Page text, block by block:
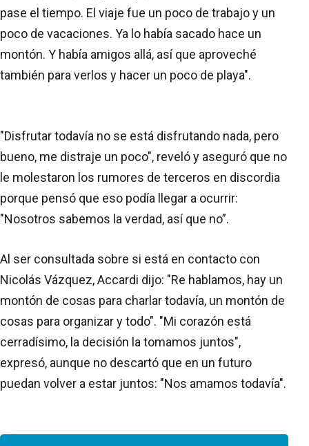
pase el tiempo. El viaje fue un poco de trabajo y un
poco de vacaciones. Ya lo había sacado hace un
montón. Y había amigos allá, así que aproveché
también para verlos y hacer un poco de playa".
"Disfrutar todavía no se está disfrutando nada, pero
bueno, me distraje un poco", reveló y aseguró que no
le molestaron los rumores de terceros en discordia
porque pensó que eso podía llegar a ocurrir:
"Nosotros sabemos la verdad, así que no”.
Al ser consultada sobre si está en contacto con
Nicolás Vázquez, Accardi dijo: "Re hablamos, hay un
montón de cosas para charlar todavía, un montón de
cosas para organizar y todo". "Mi corazón está
cerradísimo, la decisión la tomamos juntos",
expresó, aunque no descartó que en un futuro
puedan volver a estar juntos: "Nos amamos todavía".